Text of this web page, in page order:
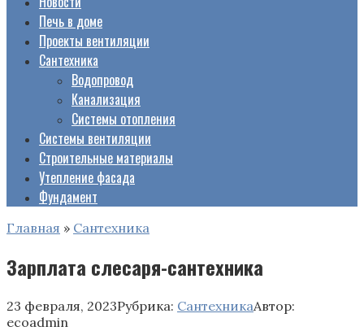
Печь в доме
Проекты вентиляции
Сантехника
Водопровод
Канализация
Системы отопления
Системы вентиляции
Строительные материалы
Утепление фасада
Фундамент
Главная » Сантехника
Зарплата слесаря-сантехника
23 февраля, 2023Рубрика: СантехникаАвтор:
ecoadmin